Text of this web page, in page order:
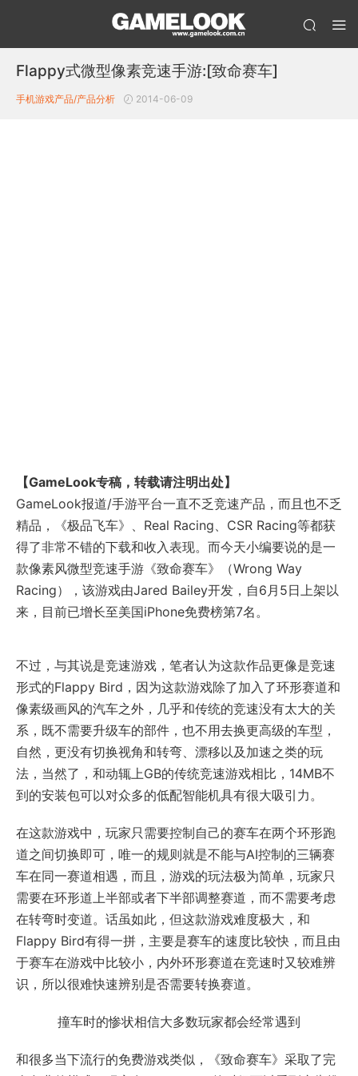
Flappy式微型像素竞速手游:[致命赛车]
手机游戏产品/产品分析 2014-06-09
【GameLook专稿，转载请注明出处】
GameLook报道/手游平台一直不乏竞速产品，而且也不乏
精品，《极品飞车》、Real Racing、CSR Racing等都获
得了非常不错的下载和收入表现。而今天小编要说的是一
款像素风微型竞速手游《致命赛车》（Wrong Way
Racing），该游戏由Jared Bailey开发，自6月5日上架以
来，目前已增长至美国iPhone免费榜第7名。
不过，与其说是竞速游戏，笔者认为这款作品更像是竞速
形式的Flappy Bird，因为这款游戏除了加入了环形赛道和
像素级画风的汽车之外，几乎和传统的竞速没有太大的关
系，既不需要升级车的部件，也不用去换更高级的车型，
自然，更没有切换视角和转弯、漂移以及加速之类的玩
法，当然了，和动辄上GB的传统竞速游戏相比，14MB不
到的安装包可以对众多的低配智能机具有很大吸引力。
在这款游戏中，玩家只需要控制自己的赛车在两个环形跑
道之间切换即可，唯一的规则就是不能与AI控制的三辆赛
车在同一赛道相遇，而且，游戏的玩法极为简单，玩家只
需要在环形道上半部或者下半部调整赛道，而不需要考虑
在转弯时变道。话虽如此，但这款游戏难度极大，和
Flappy Bird有得一拼，主要是赛车的速度比较快，而且由
于赛车在游戏中比较小，内外环形赛道在竞速时又较难辨
识，所以很难快速辨别是否需要转换赛道。
撞车时的惨状相信大多数玩家都会经常遇到
和很多当下流行的免费游戏类似，《致命赛车》采取了完